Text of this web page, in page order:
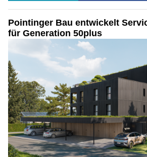
Pointinger Bau entwickelt
für Generation 50plus